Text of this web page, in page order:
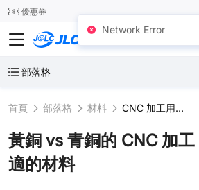
24SMT 優惠券
JLCCNC
部落格
首頁 部落格 材料 CNC 加工用金屬
黃銅 vs 青銅的 CNC 加
適的材料